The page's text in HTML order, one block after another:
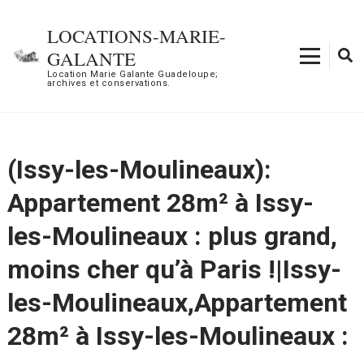
contenu
LOCATIONS-MARIE-
GALANTE
Location Marie Galante Guadeloupe;
archives et conservations.
(Issy-les-Moulineaux):
Appartement 28m² à Issy-
les-Moulineaux : plus grand,
moins cher qu’à Paris !|Issy-
les-Moulineaux,Appartement
28m² à Issy-les-Moulineaux :